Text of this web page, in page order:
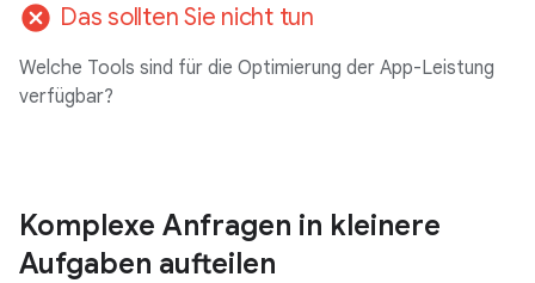
cancel Das sollten Sie nicht tun
Welche Tools sind für die Optimierung der App-Leistung
verfügbar?
Komplexe Anfragen in kleinere
Aufgaben aufteilen